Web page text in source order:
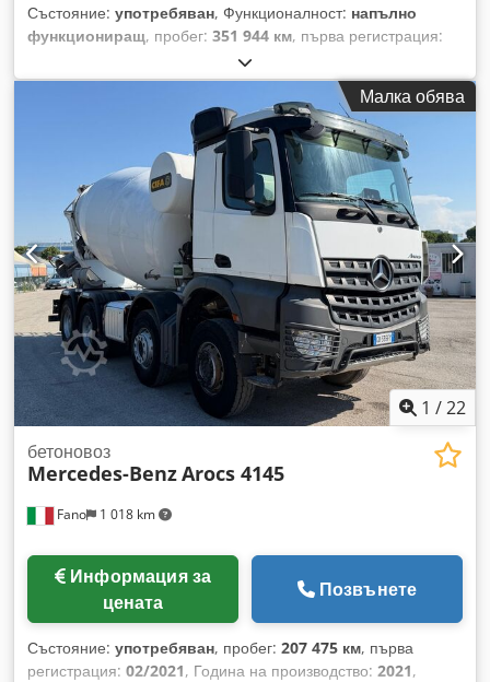
Състояние: употребяван, Функционалност: напълно
функциониращ, пробег: 351 944 км, първа регистрация:
, Година на производство:
часове на работа:2 094 h, IVECO TRAKKER 450 с бетоновоз
CIFA Регистрация: 2008 г. – Евро 5 Пробег: 351 944 км Оси:
4 Оборудване: CIFA SRY1300 – Допълнителен двигател
Chjdpfszr Eu Iex Ah Soa Отработени часове: 2094 Гуми:
60/70% Валиден технически преглед Добро състояние
Наличен незабавно ОЦЕНЯВАМЕ ВЪЗМОЖНОСТИТЕ ЗА
ЗАМЯНА НА ПРЕВОЗНИ СРЕДСТВА ОТ ВСИЧКИ МАРКИ:
MAN, MERCEDES, DAF, RENAULT, VOLVO, SCANIA, С
ОБОРУДВАНЕ CIFA, SERMAC, PUTZMEISTER; ИЛИ
ЗЕМЕКОПАЧНА ТЕХНИКА CATERPILLAR, FIAT HITACHI,
KOMATSU.
Малка обява
1 /22
Fano 1 018 km
бетоновоз
Mercedes-BenzArocs 4145
Информация за
цената
Позвънете
Състояние: употребяван, пробег: 207 475 км, първа
регистрация: 02/2021, Година на производство: 2021,